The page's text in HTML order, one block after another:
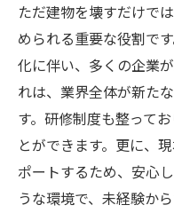
ただ建物を壊すだけで
められる重要な役割で
化に伴い、多くの企業
れは、業界全体が新た
す。研修制度も整って
とができます。更に、
ポートするため、安心
うな環境で、未経験か